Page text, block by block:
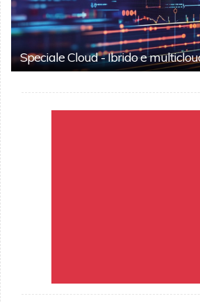
Speciale Cloud - Ibrido e